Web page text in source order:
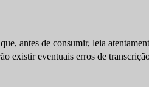
antes de consumir, leia
existir eventuais erros de